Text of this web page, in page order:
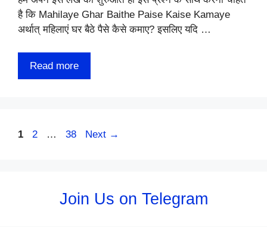
है कि Mahilaye Ghar Baithe Paise Kaise Kamaye
अर्थात् महिलाएं घर बैठे पैसे कैसे कमाए? इसलिए यदि …
Read more
Page
1 Page
2 … Page
38 Next →
Join Us on Telegram